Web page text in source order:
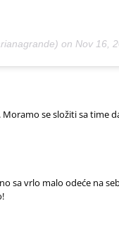
on Nov 16,
se složiti sa time
sa vrlo malo odeće na